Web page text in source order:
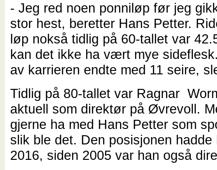
- Jeg red noen ponniløp før jeg
stor hest, beretter Hans Petter.
løp nokså tidlig på 60-tallet var
kan det ikke ha vært mye
av karrieren endte med 11 seire,
Tidlig på 80-tallet var Ragnar
aktuell som direktør på Øvrevoll.
gjerne ha med Hans Petter som
slik ble det. Den posisjonen hadde
2016, siden 2005 var han også